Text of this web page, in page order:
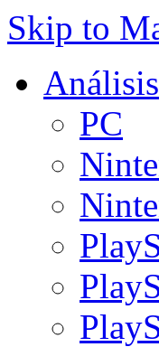
Skip to
Análisis
PC